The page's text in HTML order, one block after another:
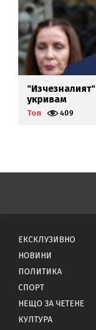
"Изчезналият"
укривам
Топ 409
ЕКСКЛУЗИВНО
НОВИНИ
ПОЛИТИКА
СПОРТ
НЕЩО ЗА ЧЕТЕНЕ
КУЛТУРА